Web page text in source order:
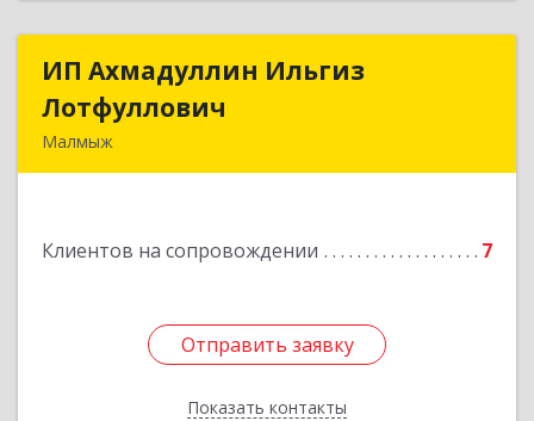
ИП Ахмадуллин Ильгиз
Лотфуллович
Малмыж
Клиентов на сопровождении 7
Отправить заявку
Показать контакты
ИП Ахмадуллин Ильгиз
Подробнее
Отправить заявку
Назад